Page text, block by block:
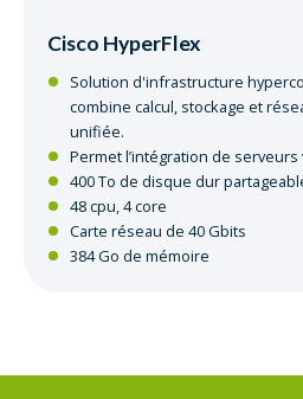
Cisco HyperFlex
Solution d'infrastructure
combine calcul, stockage et
unifiée.
Permet l’intégration de serveurs
400 To de disque dur
48 cpu, 4 core
Carte réseau de 40 Gbits
384 Go de mémoire